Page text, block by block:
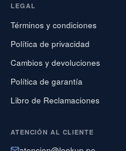
LEGAL
Términos y condiciones
Política de privacidad
Cambios y devoluciones
Política de garantía
Libro de Reclamaciones
ATENCIÓN AL CLIENTE